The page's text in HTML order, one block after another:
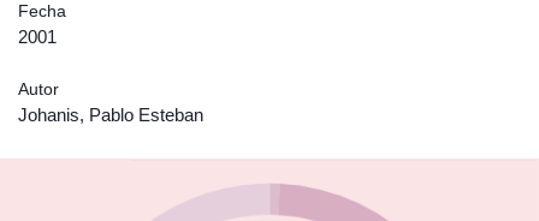
Fecha
2001
Autor
Johanis, Pablo Esteban